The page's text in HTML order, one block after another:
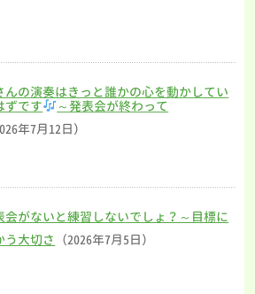
んの演奏はきっと誰かの心を動かしてい
ずです
～発表会が終わって
年7月12日）
会がないと練習しないでしょ？～目標に
う大切さ （2026年7月5日）